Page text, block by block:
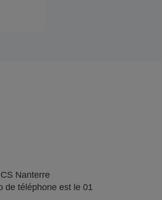
Nanterre
de téléphone est le 01